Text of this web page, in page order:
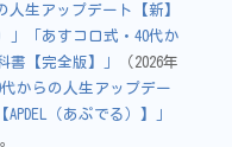
人生アップデート【新】
」
「あすコロ式・40代か
書【完全版】」
（2026年
代からの人生アップデー
（あぷでる）】」